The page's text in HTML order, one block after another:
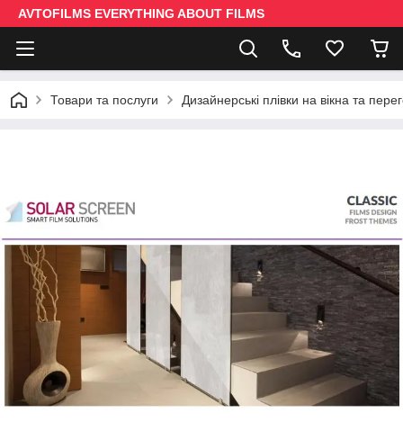
AVTOFILMS EVERYTHING ABOUT FILMS
Товари та послуги Дизайнерські плівки на вікна та